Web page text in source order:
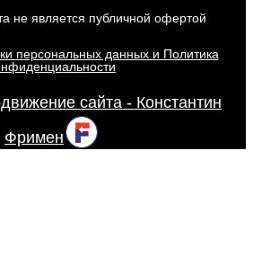
не является публичной офертой
персональных данных и Политика
сайта - Константин
Фримен